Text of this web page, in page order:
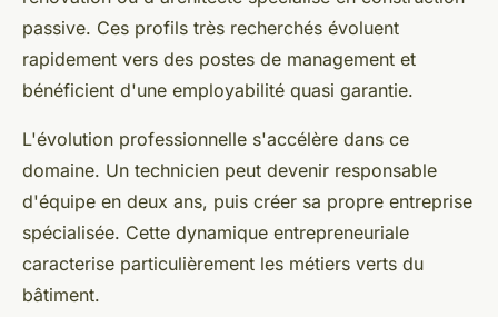
passive. Ces profils très recherchés évoluent
rapidement vers des postes de management et
bénéficient d'une employabilité quasi garantie.
L'évolution professionnelle s'accélère dans ce
domaine. Un technicien peut devenir responsable
d'équipe en deux ans, puis créer sa propre entreprise
spécialisée. Cette dynamique entrepreneuriale
caracterise particulièrement les métiers verts du
bâtiment.